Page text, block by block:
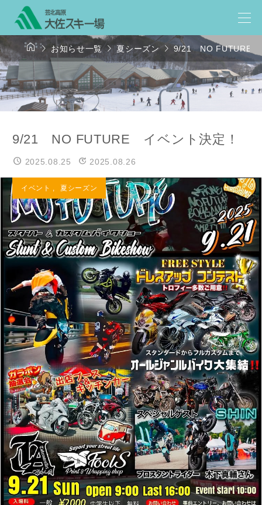
 お知らせ一覧夏シーズン 9/21 NO FUTURE
9/21 NO FUTURE イベント決定！
2025.08.25 2025.08.26
イベント , 夏シーズン